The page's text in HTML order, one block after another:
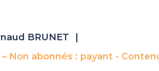
BRUNET
Non abonnés : payant -